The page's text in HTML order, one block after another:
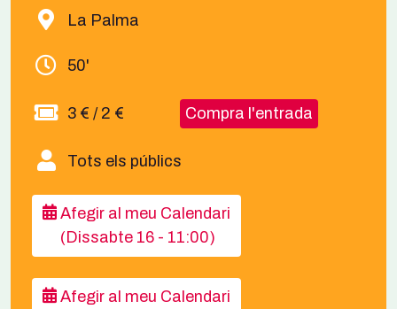
La Palma
50'
3 € / 2 € Compra l'entrada
Tots els públics
Afegir al meu Calendari
(Dissabte 16 - 11:00)
Afegir al meu Calendari